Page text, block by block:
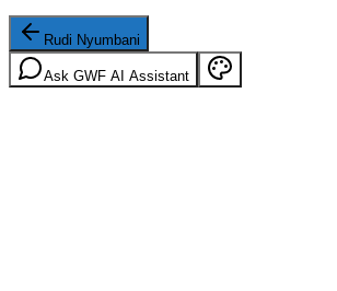
Rudi Nyumbani
Ask GWF AI Assistant